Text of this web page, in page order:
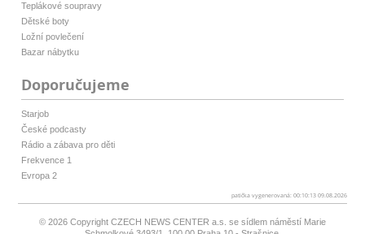
Teplákové soupravy
Dětské boty
Ložní povlečení
Bazar nábytku
Doporučujeme
Starjob
České podcasty
Rádio a zábava pro děti
Frekvence 1
Evropa 2
patička vygenerovaná: 00:10:13 09.08.2026
© 2026 Copyright CZECH NEWS CENTER a.s. se sídlem náměstí Marie